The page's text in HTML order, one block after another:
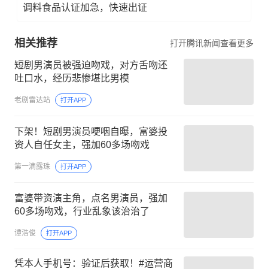
调料食品认证加急，快速出证
相关推荐 打开腾讯新闻查看更多
短剧男演员被强迫吻戏，对方舌吻还
吐口水，经历悲惨堪比男模
老剧雷达站 打开APP
下架！短剧男演员哽咽自曝，富婆投
资人自任女主，强加60多场吻戏
第一滴露珠 打开APP
富婆带资演主角，点名男演员，强加
60多场吻戏，行业乱象该治治了
谭浩俊 打开APP
凭本人手机号：验证后获取！#运营商